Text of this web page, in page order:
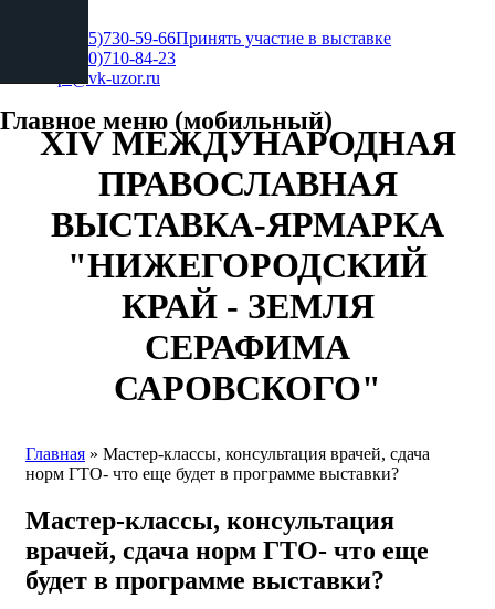
Главное меню (мобильный)
+7 (495)730-59-66
+7 (930)710-84-23
pr@vk-uzor.ru
Принять участие в выставке
XIV МЕЖДУНАРОДНАЯ
ПРАВОСЛАВНАЯ
ВЫСТАВКА-ЯРМАРКА
"НИЖЕГОРОДСКИЙ
КРАЙ - ЗЕМЛЯ
СЕРАФИМА
САРОВСКОГО"
Вы здесь
Главная » Мастер-классы, консультация врачей, сдача
норм ГТО- что еще будет в программе выставки?
Мастер-классы, консультация
врачей, сдача норм ГТО- что еще
будет в программе выставки?